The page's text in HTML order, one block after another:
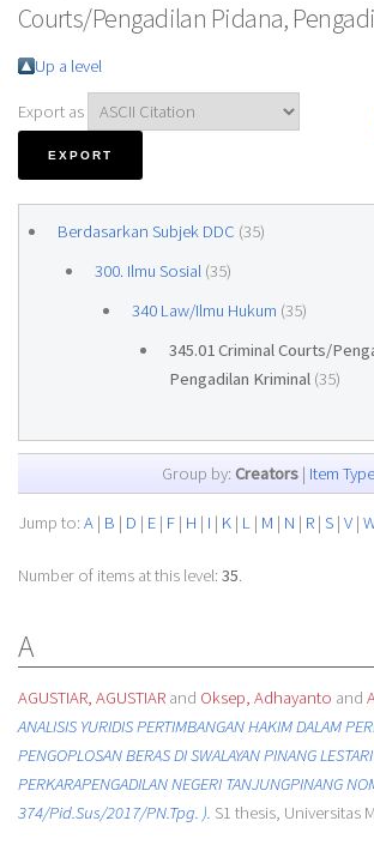
Courts/Pengadilan Pidana,
Up a level
Export as
Berdasarkan Subjek DDC (35)
300. Ilmu Sosial(35)
340 Law/Ilmu Hukum (35)
345.01 Criminal Courts/
Pengadilan Kriminal(35)
Group by: Creators | Item Type
Jump to: A| B | D | E| F| H | I | K| L| M | N | R| S| V|
Number of items at this level: 35.
A
AGUSTIAR, AGUSTIARand Oksep, Adhayanto and
ANALISIS YURIDIS PERTIMBANGAN HAKIM DALAM
PENGOPLOSAN BERAS DI SWALAYAN PINANG
PERKARAPENGADILAN NEGERI TANJUNGPINANG
374/Pid.Sus/2017/PN.Tpg. ). S1 thesis, Universitas